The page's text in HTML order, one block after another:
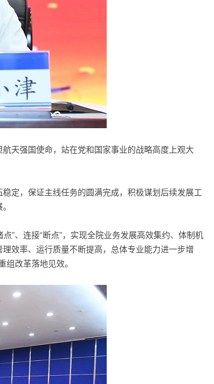
天强国使命，站在党和国家事业的战略高度上观大
定，保证主线任务的圆满完成，积极谋划后续发展工
”、连接“断点”，实现全院业务发展高效集约、体制机
效率、运行质量不断提高，总体专业能力进一步增
组改革落地见效。